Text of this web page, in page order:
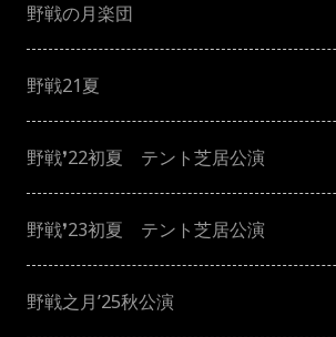
野戦の月楽団
野戦21夏
野戦❜22初夏 テント芝居公演
野戦❜23初夏 テント芝居公演
野戦之月’25秋公演